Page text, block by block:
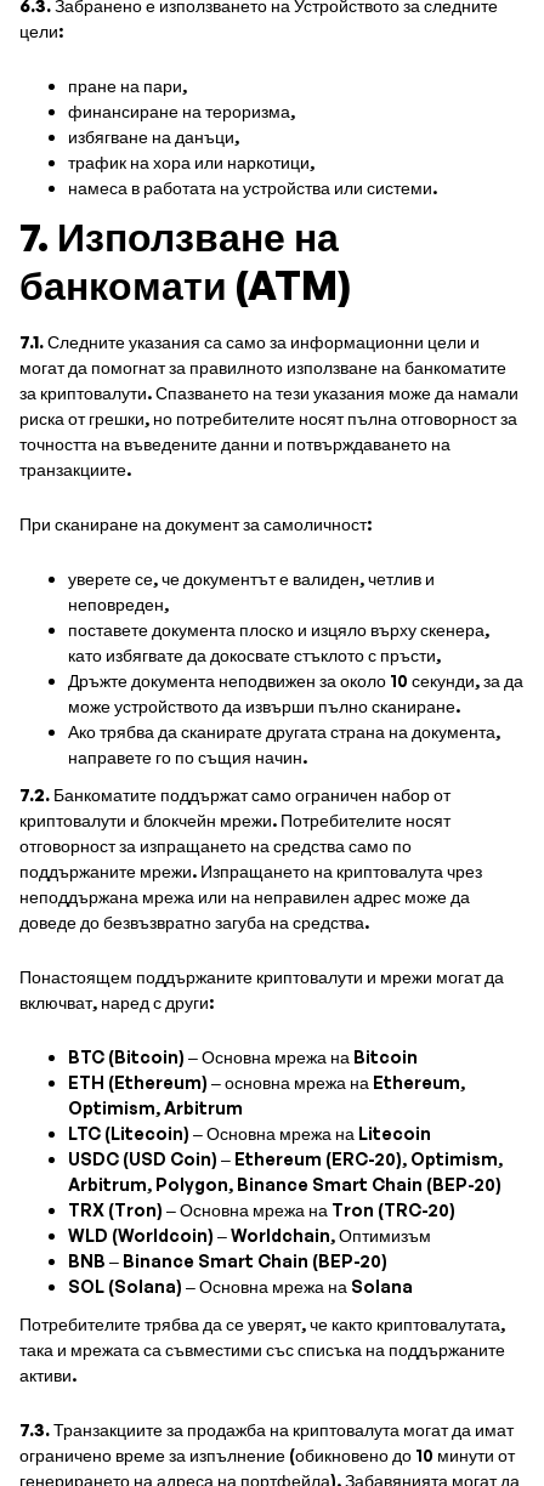
6.3.Забранено е използването на Устройството за следните
цели:
пране на пари,
финансиране на тероризма,
избягване на данъци,
трафик на хора или наркотици,
намеса в работата на устройства или системи.
7. Използване на
банкомати (ATM)
7.1.Следните указания са само за информационни цели и
могат да помогнат за правилното използване на банкоматите
за криптовалути. Спазването на тези указания може да намали
риска от грешки, но потребителите носят пълна отговорност за
точността на въведените данни и потвърждаването на
транзакциите.
При сканиране на документ за самоличност:
уверете се, че документът е валиден, четлив и
неповреден,
поставете документа плоско и изцяло върху скенера,
като избягвате да докосвате стъклото с пръсти,
Дръжте документа неподвижен за около 10 секунди, за да
може устройството да извърши пълно сканиране.
Ако трябва да сканирате другата страна на документа,
направете го по същия начин.
7.2. Банкоматите поддържат само ограничен набор от
криптовалути и блокчейн мрежи. Потребителите носят
отговорност за изпращането на средства само по
поддържаните мрежи. Изпращането на криптовалута чрез
неподдържана мрежа или на неправилен адрес може да
доведе до безвъзвратно загуба на средства.
Понастоящем поддържаните криптовалути и мрежи могат да
включват, наред с други:
BTC (Bitcoin) – Основна мрежа на Bitcoin
ETH (Ethereum) – основна мрежа на Ethereum,
Optimism, Arbitrum
LTC (Litecoin) – Основна мрежа на Litecoin
USDC (USD Coin) – Ethereum (ERC-20), Optimism,
Arbitrum, Polygon, Binance Smart Chain (BEP-20)
TRX (Tron) – Основна мрежа на Tron (TRC-20)
WLD (Worldcoin) – Worldchain, Оптимизъм
BNB – Binance Smart Chain (BEP-20)
SOL (Solana) – Основна мрежа на Solana
Потребителите трябва да се уверят, че както криптовалутата,
така и мрежата са съвместими със списъка на поддържаните
активи.
7.3.Транзакциите за продажба на криптовалута могат да имат
ограничено време за изпълнение (обикновено до 10 минути от
генерирането на адреса на портфейла). Забавянията могат да